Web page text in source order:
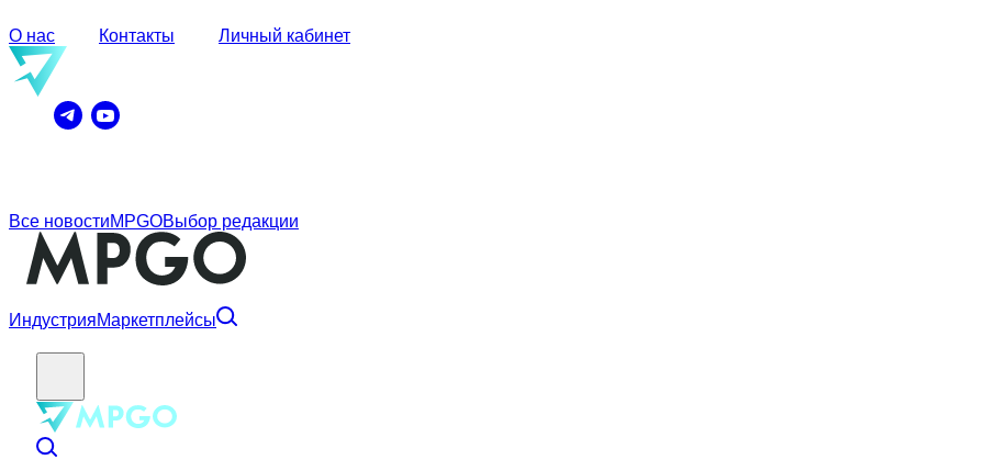
О нас Контакты Личный кабинет
Все новостиMPGOВыбор редакции
ИндустрияМаркетплейсы